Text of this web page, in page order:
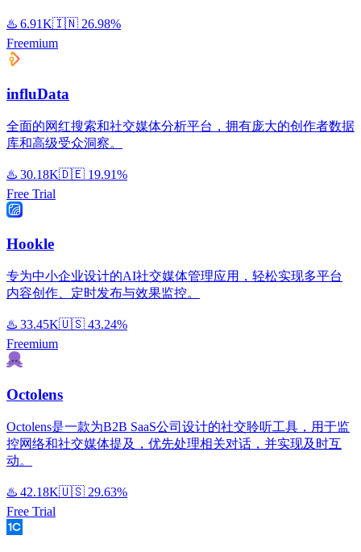
♨️ 6.91K🇮🇳 26.98%
Freemium
influData
全面的网红搜索和社交媒体分析平台，拥有庞大的创作者数据
库和高级受众洞察。
♨️ 30.18K🇩🇪 19.91%
Free Trial
Hookle
专为中小企业设计的AI社交媒体管理应用，轻松实现多平台
内容创作、定时发布与效果监控。
♨️ 33.45K🇺🇸 43.24%
Freemium
Octolens
Octolens是一款为B2B SaaS公司设计的社交聆听工具，用于监
控网络和社交媒体提及，优先处理相关对话，并实现及时互
动。
♨️ 42.18K🇺🇸 29.63%
Free Trial